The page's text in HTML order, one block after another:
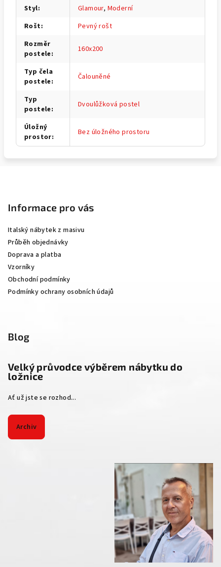
Styl: Glamour, Moderní
Rošt:
Pevný rošt
Rozměr
postele: 160x200
Typ čela
postele: Čalouněné
Typ
postele: Dvoulůžková postel
Úložný
prostor: Bez úložného prostoru
Informace pro vás
Italský nábytek z masivu
Průběh objednávky
Doprava a platba
Vzorníky
Obchodní podmínky
Podmínky ochrany osobních údajů
Blog
Velký průvodce výběrem nábytku do
ložnice
Ať už jste se rozhod...
Archiv